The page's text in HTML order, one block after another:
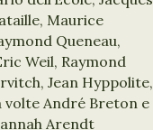
Maurice
Queneau,
Weil, Raymond
Jean Hyppolite,
volte André Breton e
Arendt